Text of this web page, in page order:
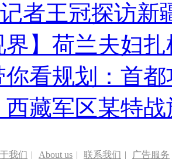
者王冠探访新
界】荷兰夫妇
你看规划：首
西藏军区某特
我们 | About us | 联系我们 | 广告服务